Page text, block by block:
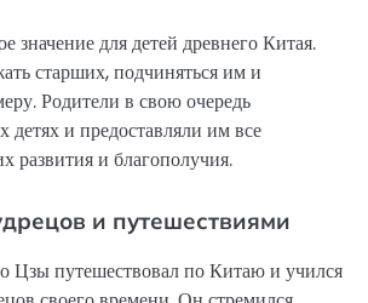
значение для детей древнего Китая.
старших, подчиняться им и
Родители в свою очередь
детях и предоставляли им все
развития и благополучия.
и путешествиями
Цзы путешествовал по Китаю и учился